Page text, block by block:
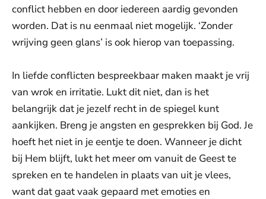
conflict hebben en door iedereen aardig gevonden
worden. Dat is nu eenmaal niet mogelijk. ‘Zonder
wrijving geen glans’ is ook hierop van toepassing.
In liefde conflicten bespreekbaar maken maakt je vrij
van wrok en irritatie. Lukt dit niet, dan is het
belangrijk dat je jezelf recht in de spiegel kunt
aankijken. Breng je angsten en gesprekken bij God. Je
hoeft het niet in je eentje te doen. Wanneer je dicht
bij Hem blijft, lukt het meer om vanuit de Geest te
spreken en te handelen in plaats van uit je vlees,
want dat gaat vaak gepaard met emoties en